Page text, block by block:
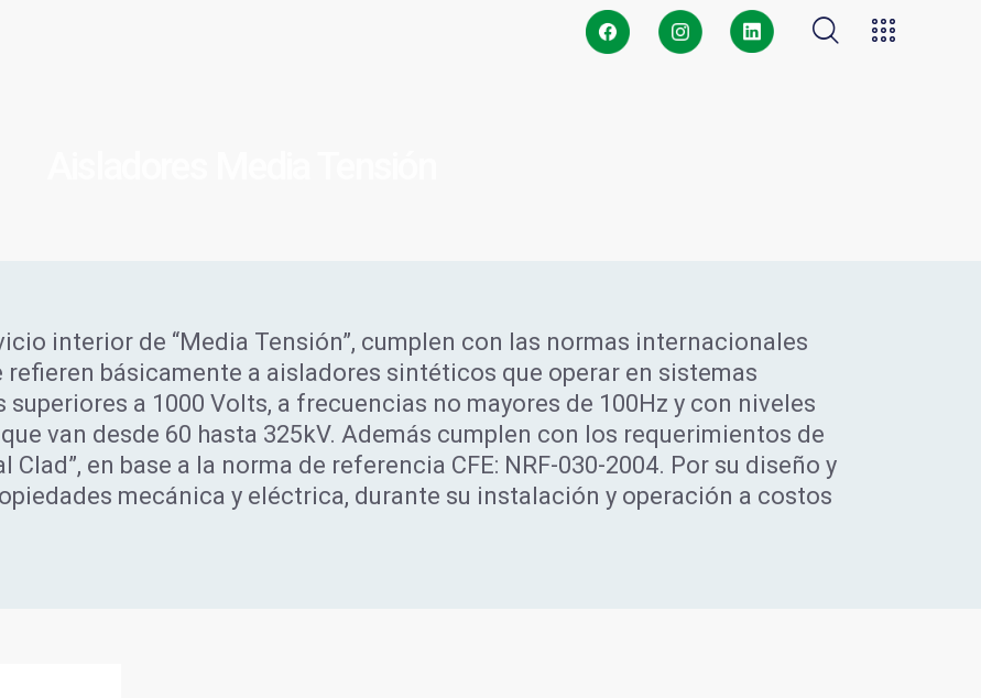
interior de “Media Tensión”, cumplen con las normas internacionales
refieren básicamente a aisladores sintéticos que operar en sistemas
a 1000 Volts, a frecuencias no mayores de 100Hz y con niveles
van desde 60 hasta 325kV. Además cumplen con los requerimientos de
en base a la norma de referencia CFE: NRF-030-2004. Por su diseño y
mecánica y eléctrica, durante su instalación y operación a costos